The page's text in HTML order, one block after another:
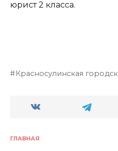
юрист 2 класса.
Красносулинская
ГЛАВНАЯ